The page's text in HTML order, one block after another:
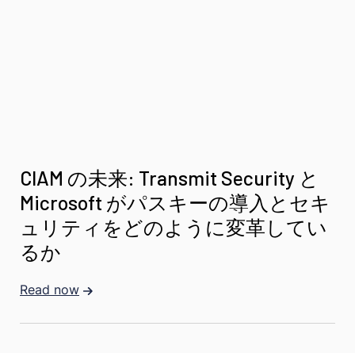
CIAM の未来: Transmit Security と
Microsoft がパスキーの導入とセキ
ュリティをどのように変革してい
るか
Read now